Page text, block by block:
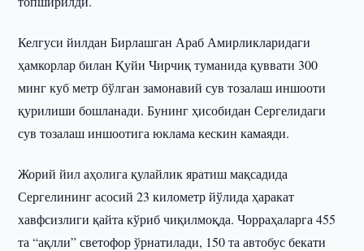
Келгуси йилдан Бирлашган Араб Амирликларидаги
ҳамкорлар билан Қуйи Чирчиқ туманида қуввати 300
минг куб метр бўлган замонавий сув тозалаш иншооти
қурилиши бошланади. Бунинг ҳисобидан Сергелидаги
сув тозалаш иншоотига юклама кескин камаяди.
Жорий йил аҳолига қулайлик яратиш мақсадида
Сергелининг асосий 23 километр йўлида ҳаракат
хавфсизлиги қайта кўриб чиқилмоқда. Чорраҳаларга 455
та “ақлли” светофор ўрнатилади, 150 та автобус бекати